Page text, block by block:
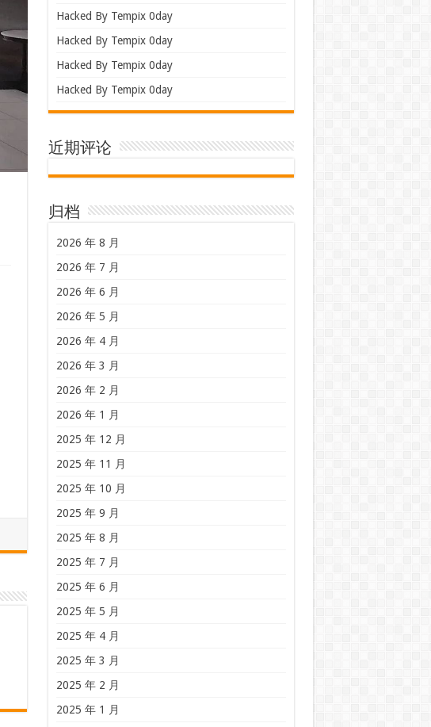
Hacked By Tempix 0day
Hacked By Tempix 0day
Hacked By Tempix 0day
Hacked By Tempix 0day
近期评论
归档
2026 年 8 月
2026 年 7 月
2026 年 6 月
2026 年 5 月
2026 年 4 月
2026 年 3 月
2026 年 2 月
2026 年 1 月
2025 年 12 月
2025 年 11 月
2025 年 10 月
2025 年 9 月
2025 年 8 月
2025 年 7 月
2025 年 6 月
2025 年 5 月
2025 年 4 月
2025 年 3 月
2025 年 2 月
2025 年 1 月